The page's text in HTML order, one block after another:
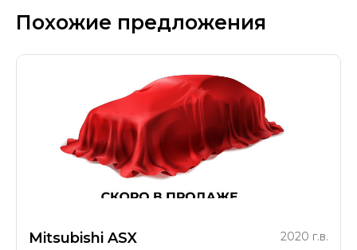
Похожие предложения
Mitsubishi ASX 2020 г.в.